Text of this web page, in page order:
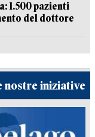
1.500 pazienti
del dottore
nostre iniziative